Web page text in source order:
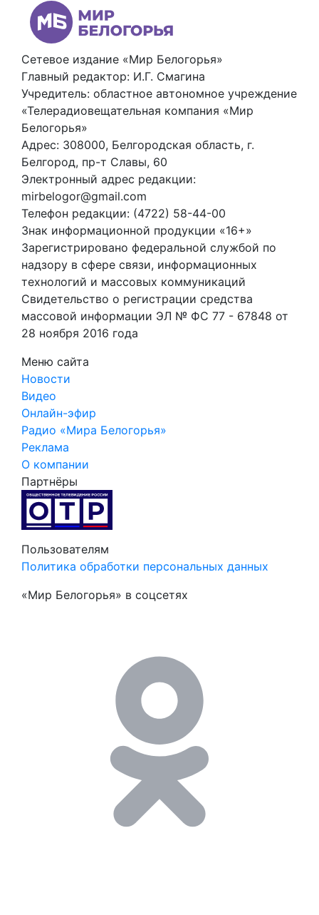
Сетевое издание «Мир Белогорья»
Главный редактор: И.Г. Смагина
Учредитель: областное автономное учреждение
«Телерадиовещательная компания «Мир
Белогорья»
Адрес: 308000, Белгородская область, г.
Белгород, пр-т Славы, 60
Электронный адрес редакции:
mirbelogor@gmail.com
Телефон редакции: (4722) 58-44-00
Знак информационной продукции «16+»
Зарегистрировано федеральной службой по
надзору в сфере связи, информационных
технологий и массовых коммуникаций
Свидетельство о регистрации средства
массовой информации ЭЛ № ФС 77 - 67848 от
28 ноября 2016 года
Меню сайта
Новости
Видео
Онлайн-эфир
Радио «Мира Белогорья»
Реклама
О компании
Партнёры
Пользователям
Политика обработки персональных данных
«Мир Белогорья» в соцсетях